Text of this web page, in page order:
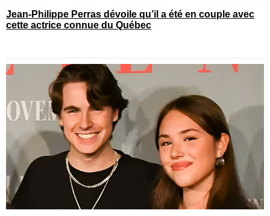
Jean-Philippe Perras dévoile qu’il a été en couple avec
cette actrice connue du Québec